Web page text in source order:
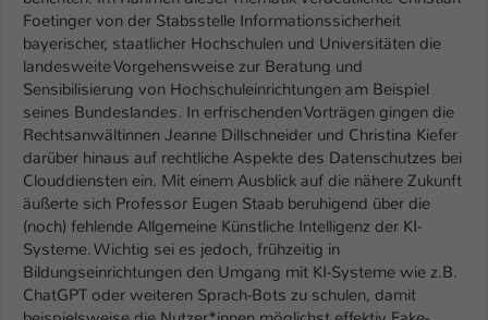
Foetinger von der Stabsstelle Informationssicherheit
bayerischer, staatlicher Hochschulen und Universitäten die
landesweite Vorgehensweise zur Beratung und
Sensibilisierung von Hochschuleinrichtungen am Beispiel
seines Bundeslandes. In erfrischenden Vorträgen gingen die
Rechtsanwältinnen Jeanne Dillschneider und Christina Kiefer
darüber hinaus auf rechtliche Aspekte des Datenschutzes bei
Clouddiensten ein. Mit einem Ausblick auf die nähere Zukunft
äußerte sich Professor Eugen Staab beruhigend über die
(noch) fehlende Allgemeine Künstliche Intelligenz der KI-
Systeme. Wichtig sei es jedoch, frühzeitig in
Bildungseinrichtungen den Umgang mit KI-Systeme wie z.B.
ChatGPT oder weiteren Sprach-Bots zu schulen, damit